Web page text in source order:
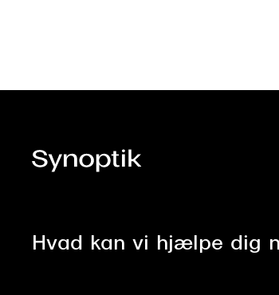
Hvad kan vi hjælpe dig